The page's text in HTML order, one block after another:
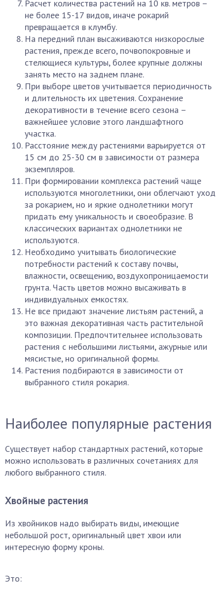
Расчет количества растений на 10 кв. метров –
не более 15-17 видов, иначе рокарий
превращается в клумбу.
На передний план высаживаются низкорослые
растения, прежде всего, почвопокровные и
стелющиеся культуры, более крупные должны
занять место на заднем плане.
При выборе цветов учитывается периодичность
и длительность их цветения. Сохранение
декоративности в течение всего сезона –
важнейшее условие этого ландшафтного
участка.
Расстояние между растениями варьируется от
15 см до 25-30 см в зависимости от размера
экземпляров.
При формировании комплекса растений чаще
используются многолетники, они облегчают уход
за рокарием, но и яркие однолетники могут
придать ему уникальность и своеобразие. В
классических вариантах однолетники не
используются.
Необходимо учитывать биологические
потребности растений к составу почвы,
влажности, освещению, воздухопроницаемости
грунта. Часть цветов можно высаживать в
индивидуальных емкостях.
Не все придают значение листьям растений, а
это важная декоративная часть растительной
композиции. Предпочтительнее использовать
растения с небольшими листьями, ажурные или
мясистые, но оригинальной формы.
Растения подбираются в зависимости от
выбранного стиля рокария.
Наиболее популярные растения
Существует набор стандартных растений, которые
можно использовать в различных сочетаниях для
любого выбранного стиля.
Хвойные растения
Из хвойников надо выбирать виды, имеющие
небольшой рост, оригинальный цвет хвои или
интересную форму кроны.
Это: